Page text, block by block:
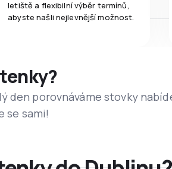
letiště a flexibilní výběr termínů,
abyste našli nejlevnější možnost.
den porovnáváme stovky
se sami!